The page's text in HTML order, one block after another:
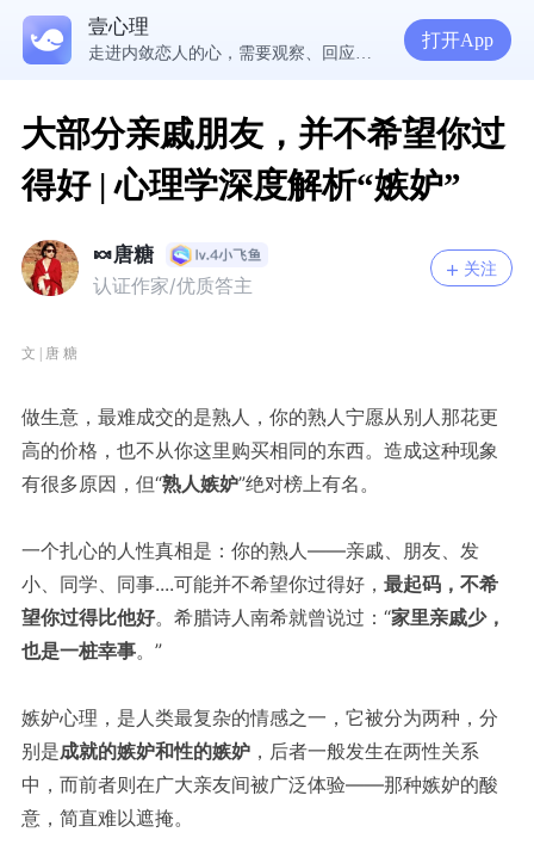
壹心理
打开App
大部分亲戚朋友，并不希望你过
得好 | 心理学深度解析“嫉妒”
🍬唐糖
认证作家/优质答主
关注
文 | 唐 糖
做生意，最难成交的是熟人 ，你的熟人宁愿从别人那花更
高的价格，也不从你这里购买相同的东西。造成这种现象
有很多原因，但“熟人嫉妒”绝对榜上有名。
一个扎心的人性真相是：你的熟人——亲戚、朋友、发
小、同学、同事....可能并不希望你过得好， 最起码，不希
望你过得比他好。希腊诗人南希就曾说过：“家里亲戚少，
也是一桩幸事。”
嫉妒心理，是人类最复杂的情感之一，它被分为两种，分
别是成就的嫉妒和性的嫉妒，后者一般发生在两性关系
中，而前者则在广大亲友间被广泛体验——那种嫉妒的酸
意，简直难以遮掩。